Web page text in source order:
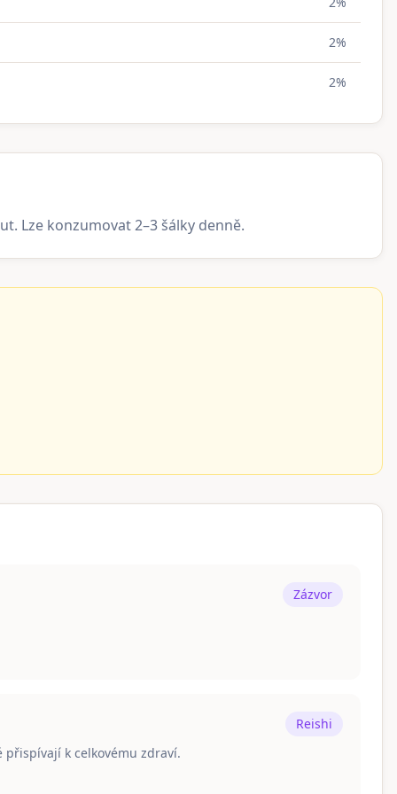
2%
2%
Lze konzumovat 2–3 šálky denně.
Zázvor
Reishi
k celkovému zdraví.